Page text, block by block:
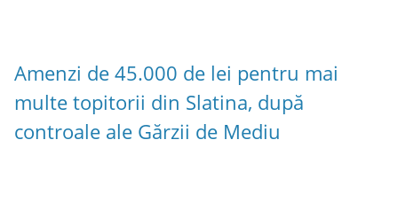
Amenzi de 45.000 de lei pentru mai
multe topitorii din Slatina, după
controale ale Gărzii de Mediu